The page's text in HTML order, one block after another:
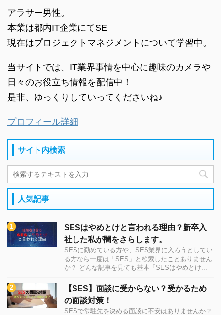
アラサー男性。
本業は都内IT企業にてSE
現在はプロジェクトマネジメントについて学習中。
当サイトでは、IT業界事情を中心に趣味のカメラや
日々のお役立ち情報を配信中！
是非、ゆっくりしていってくださいね♪
プロフィール詳細
サイト内検索
人気記事
SESはやめとけと言われる理由？新卒入
社した私が闇をさらします。
SESに勤めている方や、SES業界に入ろうとしてい
る方なら一度は「SES」と検索したことありません
か？ どんな記事を見ても基本「SESはやめとけ...
【SES】面談に受からない？受かるため
の面談対策！
SESで常駐先を決める面談に不安はありませんか？